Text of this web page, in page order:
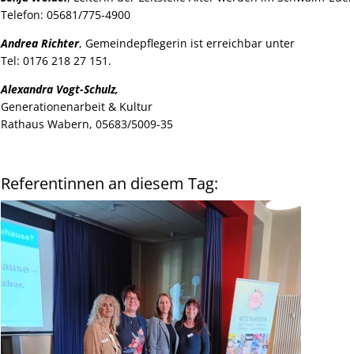
Telefon: 05681/775-4900
Andrea Richter, Gemeindepflegerin ist erreichbar unter
Tel: 0176 218 27 151.
Alexandra Vogt-Schulz,
Generationenarbeit & Kultur
Rathaus Wabern, 05683/5009-35
Referentinnen an diesem Tag: